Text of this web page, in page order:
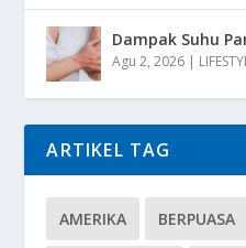
Dampak Suhu
Agu 2, 2026 |
ARTIKEL TAG
AMERIKA BERPUASA